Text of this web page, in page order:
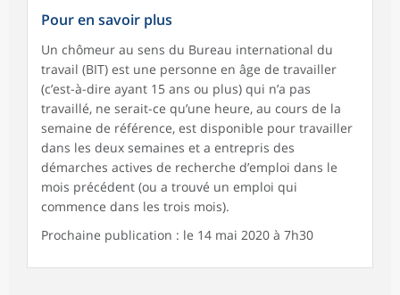
Pour en savoir plus
Un chômeur au sens du Bureau international du
travail (BIT) est une personne en âge de travailler
(c’est-à-dire ayant 15 ans ou plus) qui n’a pas
travaillé, ne serait-ce qu’une heure, au cours de la
semaine de référence, est disponible pour travailler
dans les deux semaines et a entrepris des
démarches actives de recherche d’emploi dans le
mois précédent (ou a trouvé un emploi qui
commence dans les trois mois).
Prochaine publication : le 14 mai 2020 à 7h30